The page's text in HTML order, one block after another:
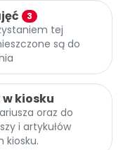
3
tej
są do
kiosku
oraz do
i artykułów
kiosku.